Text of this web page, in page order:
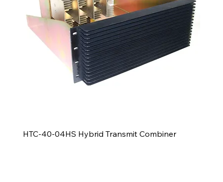
HTC-40-04HS Hybrid Transmit Combiner